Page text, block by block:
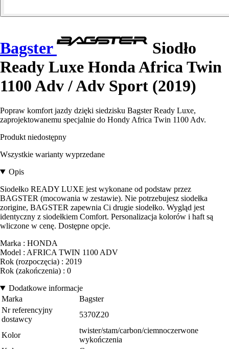
Bagster
Siodło
Ready Luxe Honda Africa Twin
1100 Adv / Adv Sport (2019)
Popraw komfort jazdy dzięki siedzisku Bagster Ready Luxe,
zaprojektowanemu specjalnie do Hondy Africa Twin 1100 Adv.
Produkt niedostępny
Wszystkie warianty wyprzedane
Opis
Siodełko READY LUXE jest wykonane od podstaw przez
BAGSTER (mocowania w zestawie). Nie potrzebujesz siodełka
zorigine, BAGSTER zapewnia Ci drugie siodełko. Wygląd jest
identyczny z siodełkiem Comfort. Personalizacja kolorów i haft są
wliczone w cenę. Dostępne opcje.
Marka : HONDA
Model : AFRICA TWIN 1100 ADV
Rok (rozpoczęcia) : 2019
Rok (zakończenia) : 0
Dodatkowe informacje
Marka
Bagster
Nr referencyjny
dostawcy
5370Z20
Kolor
twister/stam/carbon/ciemnoczerwone
wykończenia